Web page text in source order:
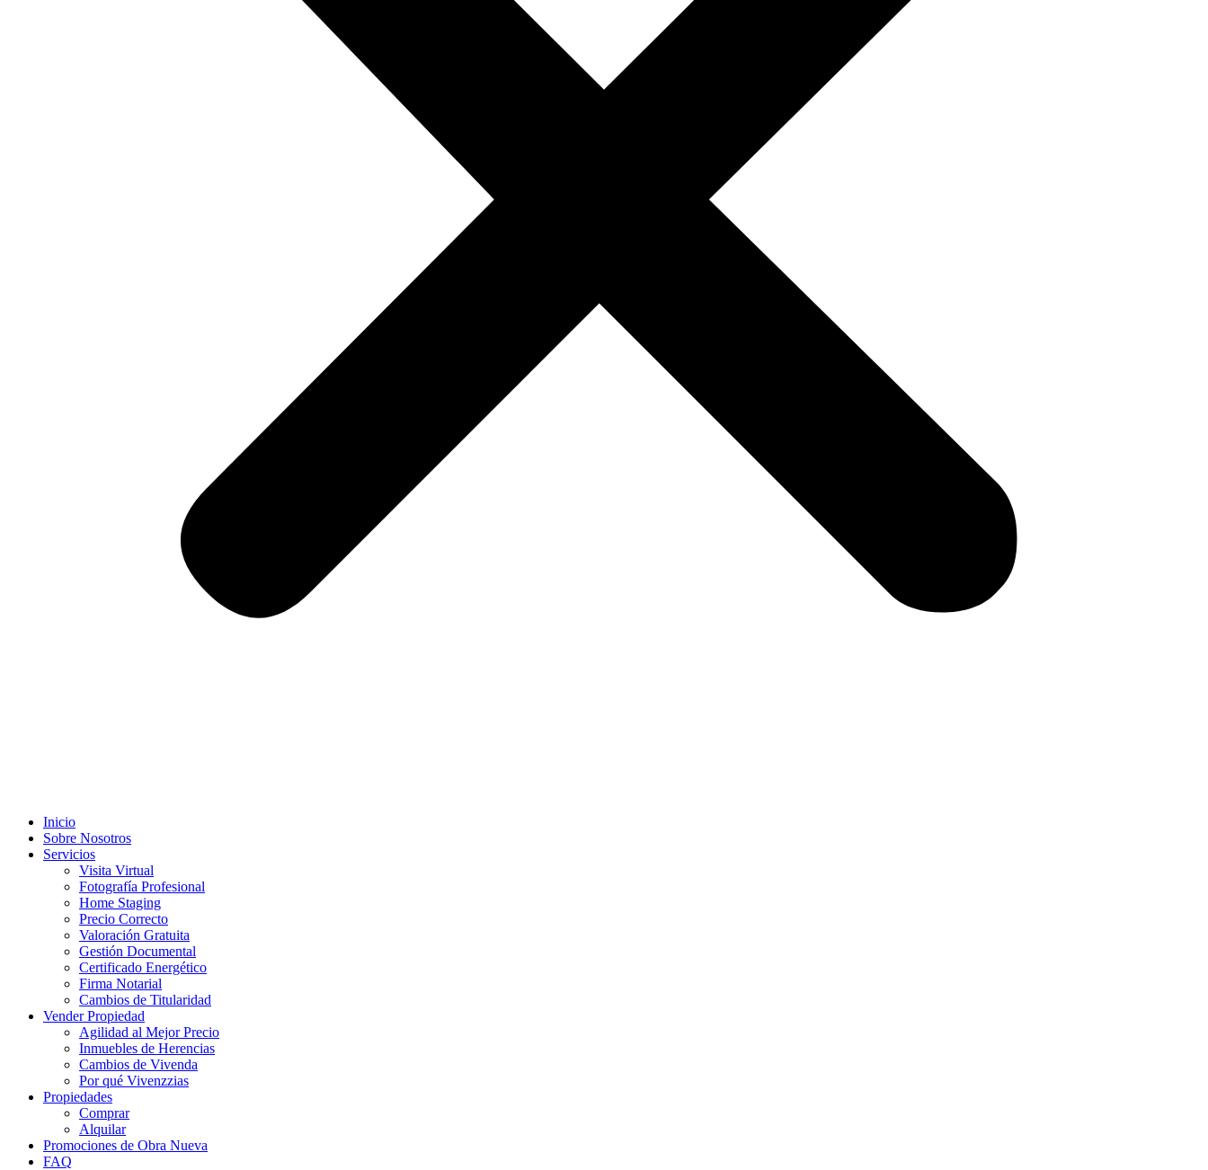
Inicio
Sobre Nosotros
Servicios
Visita Virtual
Fotografía Profesional
Home Staging
Precio Correcto
Valoración Gratuita
Gestión Documental
Certificado Energético
Firma Notarial
Cambios de Titularidad
Vender Propiedad
Agilidad al Mejor Precio
Inmuebles de Herencias
Cambios de Vivenda
Por qué Vivenzzias
Propiedades
Comprar
Alquilar
Promociones de Obra Nueva
FAQ